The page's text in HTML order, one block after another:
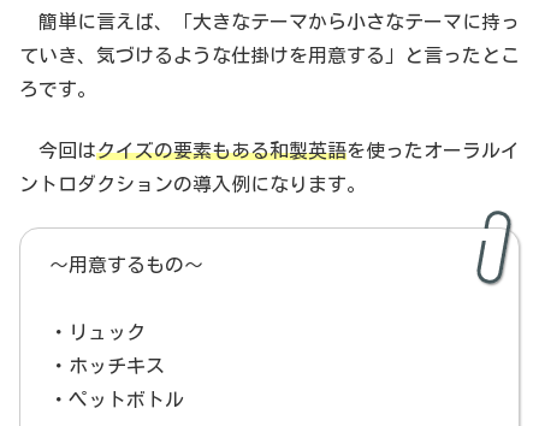
簡単に言えば、「大きなテーマから小さなテーマに持っ
ていき、気づけるような仕掛けを用意する」と言ったとこ
ろです。
今回はクイズの要素もある和製英語を使ったオーラルイ
ントロダクションの導入例になります。
〜用意するもの〜
・リュック
・ホッチキス
・ペットボトル